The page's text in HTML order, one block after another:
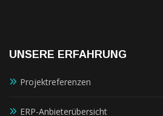
UNSERE ERFAHRUNG
Projektreferenzen
ERP-Anbieterübersicht